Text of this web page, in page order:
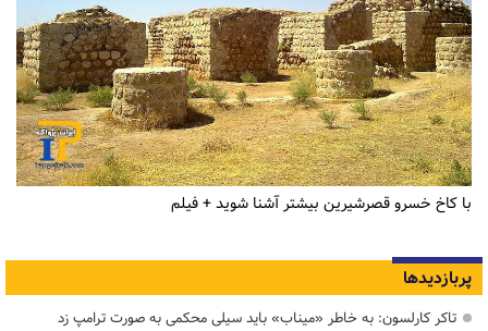
با کاخ خسرو قصرشیرین بیشتر آشنا شوید + فیلم
پربازدیدها
تاکر کارلسون: به خاطر «میناب» باید سیلی محکمی به صورت ترامپ زد